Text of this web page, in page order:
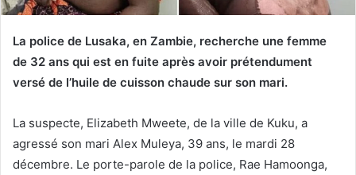
La police de Lusaka, en Zambie, recherche une femme
de 32 ans qui est en fuite après avoir prétendument
versé de l’huile de cuisson chaude sur son mari.
La suspecte, Elizabeth Mweete, de la ville de Kuku, a
agressé son mari Alex Muleya, 39 ans, le mardi 28
décembre. Le porte-parole de la police, Rae Hamoonga,